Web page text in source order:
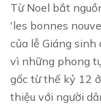
Từ Noel bắt
'les bonnes
của lễ Giáng sinh
vì những phong
gốc từ thế kỷ 12
thiệu với người